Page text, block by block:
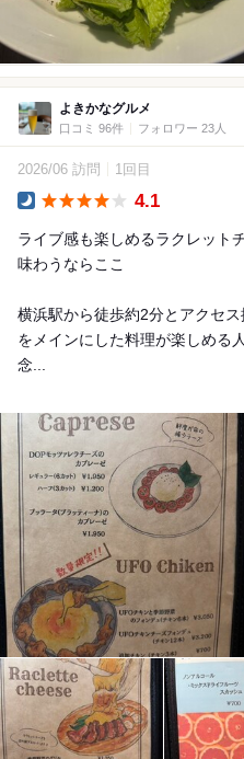
よきかなグルメ
口コミ 96件 フォロワー 23人
2026/06 訪問 1回目
4.1
ライブ感も楽しめるラクレット
味わうならここ
横浜駅から徒歩約2分とアクセ
をメインにした料理が楽しめる
念...